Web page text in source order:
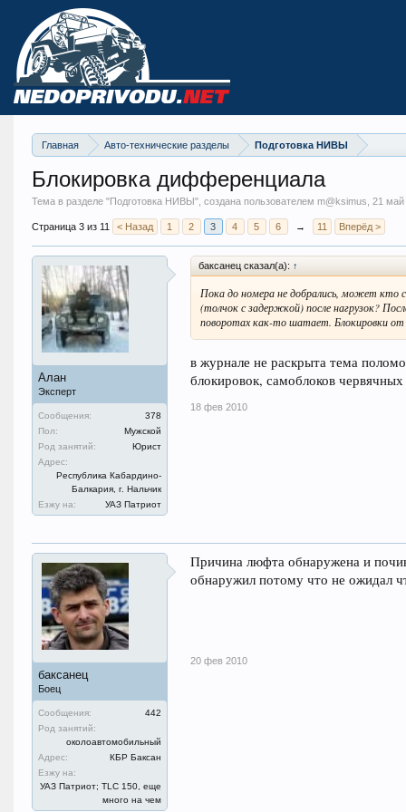
Главная Авто-технические разделы Подготовка НИВЫ
Блокировка дифференциала
Тема в разделе "Подготовка НИВЫ", создана пользователем m@ksimus, 21 май
Страница 3 из 11 < Назад 1 2 3 4 5 6 → 11 Вперёд >
Алан
Эксперт
Сообщения:
378
Пол:
Мужской
Род занятий:
Юрист
Адрес:
Республика Кабардино-
Балкария, г. Нальчик
Езжу на:
УАЗ Патриот
баксанец сказал(а): ↑
Пока до номера не добрались, может
(толчок с задержкой) после нагрузок?
поворотах как-то шатает. Блокировки
в журнале не раскрыта тема
блокировок, самоблоков
18 фев 2010
баксанец
Боец
Сообщения:
442
Род занятий:
околоавтомобильный
Адрес:
КБР Баксан
Езжу на:
УАЗ Патриот; TLC 150, еще
много на чем
Причина люфта обнаружена и
обнаружил потому что не ожидал
20 фев 2010